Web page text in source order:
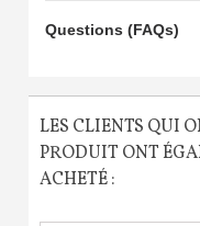
Questions (FAQs)
LES CLIENTS QUI
PRODUIT ONT
ACHETÉ :